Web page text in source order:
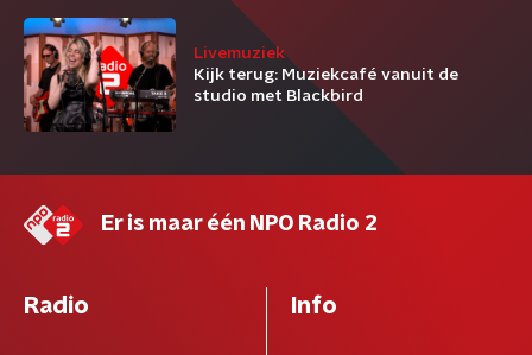
Livemuziek
Kijk terug: Muziekcafé vanuit de
studio met Blackbird
Er is maar één NPO Radio 2
Radio Info